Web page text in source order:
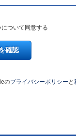
ついて同意する
確認
のプライバシーポリシー と